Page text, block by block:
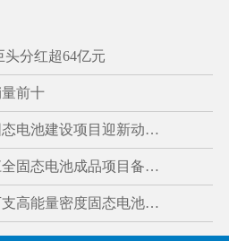
分红超64亿元
前十
电池建设项目迎新动…
固态电池成品项目备…
支高能量密度固态电池…